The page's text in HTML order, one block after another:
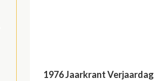
1976 Jaarkrant Verjaardag